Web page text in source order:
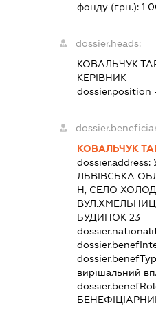
фонду (грн.): 1
dossier.heads:
КОВАЛЬЧУК
КЕРІВНИК
dossier.position
КОВАЛЬЧУК
dossier.address:
ЛЬВІВСЬКА
Н, СЕЛО
БУДИНОК 23
вирішальний